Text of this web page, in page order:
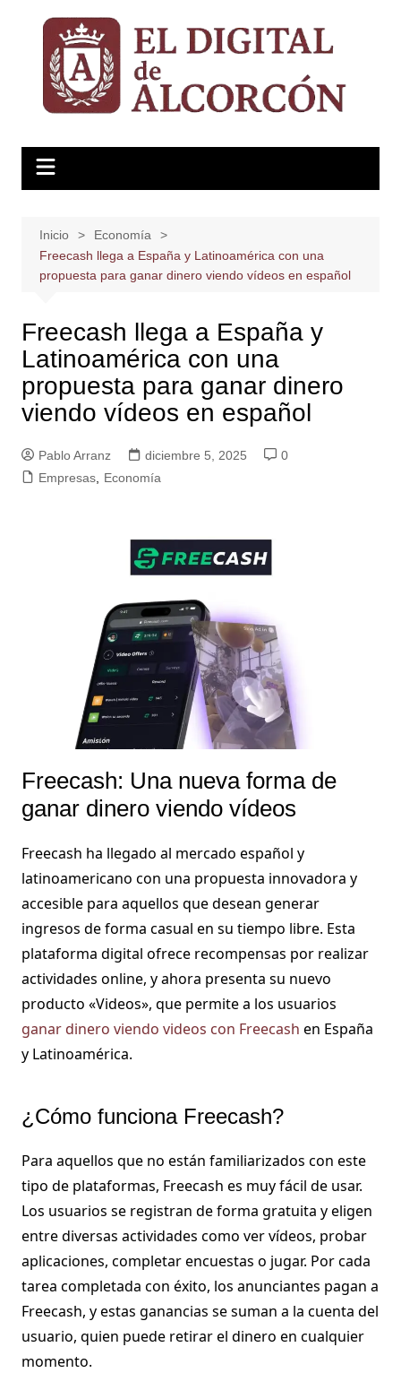
contenido
Inicio
Economía
Freecash llega a España y Latinoamérica con una
propuesta para ganar dinero viendo vídeos en español
Freecash llega a España y
Latinoamérica con una
propuesta para ganar dinero
viendo vídeos en español
Pablo Arranz diciembre 5, 2025
0
Empresas, Economía
Freecash: Una nueva forma de
ganar dinero viendo vídeos
Freecash ha llegado al mercado español y
latinoamericano con una propuesta innovadora y
accesible para aquellos que desean generar
ingresos de forma casual en su tiempo libre. Esta
plataforma digital ofrece recompensas por realizar
actividades online, y ahora presenta su nuevo
producto «Videos», que permite a los usuarios
ganar dinero viendo videos con Freecash en España
y Latinoamérica.
¿Cómo funciona Freecash?
Para aquellos que no están familiarizados con este
tipo de plataformas, Freecash es muy fácil de usar.
Los usuarios se registran de forma gratuita y eligen
entre diversas actividades como ver vídeos, probar
aplicaciones, completar encuestas o jugar. Por cada
tarea completada con éxito, los anunciantes pagan a
Freecash, y estas ganancias se suman a la cuenta del
usuario, quien puede retirar el dinero en cualquier
momento.